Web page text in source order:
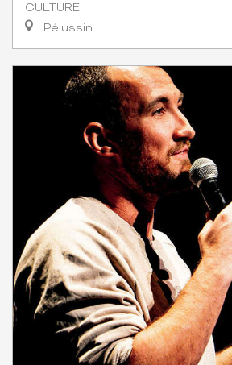
CULTURE
Pélussin